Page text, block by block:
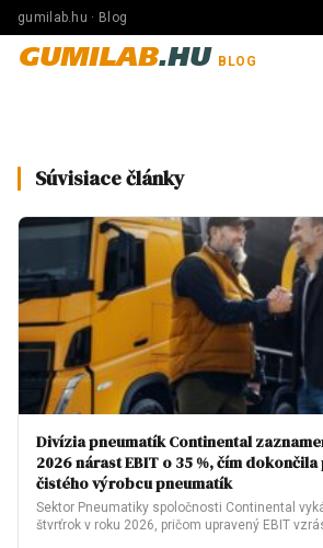
gumilab.hu · Blog
GUMILAB.HU BLOG
Súvisiace články
Divízia pneumatík Continental
2026 nárast EBIT o 35 %, čím
čistého výrobcu pneumatík
Sektor Pneumatiky spoločnosti Continental
štvrťrok v roku 2026, pričom upravený EBIT